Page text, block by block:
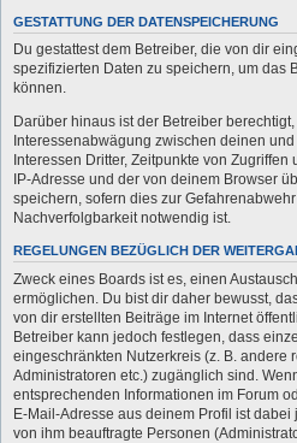
GESTATTUNG DER DATENSPEICHERUNG
Du gestattest dem Betreiber, die von dir
spezifizierten Daten zu speichern, um das
können.
Darüber hinaus ist der Betreiber
Interessenabwägung zwischen deinen
Interessen Dritter, Zeitpunkte von
IP-Adresse und der von deinem Browser
speichern, sofern dies zur
Nachverfolgbarkeit notwendig ist.
REGELUNGEN BEZÜGLICH DER
Zweck eines Boards ist es, einen
ermöglichen. Du bist dir daher bewusst,
von dir erstellten Beiträge im Internet
Betreiber kann jedoch festlegen, dass
eingeschränkten Nutzerkreis (z. B. andere
Administratoren etc.) zugänglich sind.
entsprechenden Informationen im Forum
E-Mail-Adresse aus deinem Profil ist
von ihm beauftragte Personen